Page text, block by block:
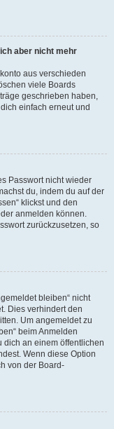
aber nicht mehr
aus verschieden
viele Boards
geschrieben haben,
einfach erneut und
Passwort nicht wieder
du, indem du auf der
klickst und den
anmelden können.
zurückzusetzen, so
bleiben“ nicht
Dies verhindert den
Um angemeldet zu
beim Anmelden
dich an einem öffentlichen
Wenn diese Option
von der Board-